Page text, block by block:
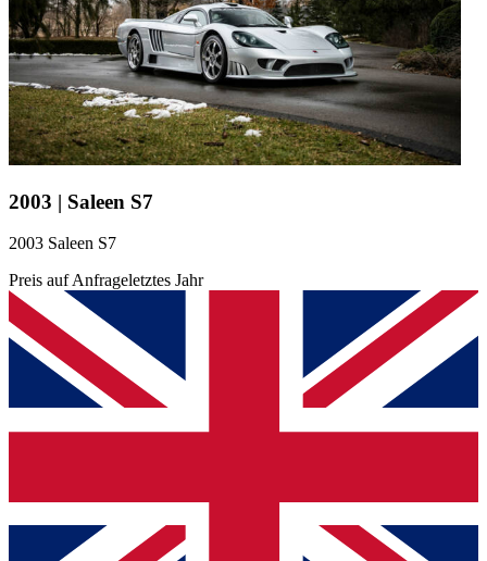
2003 | Saleen S7
2003 Saleen S7
Preis auf Anfrageletztes Jahr